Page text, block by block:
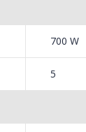
700 W
5